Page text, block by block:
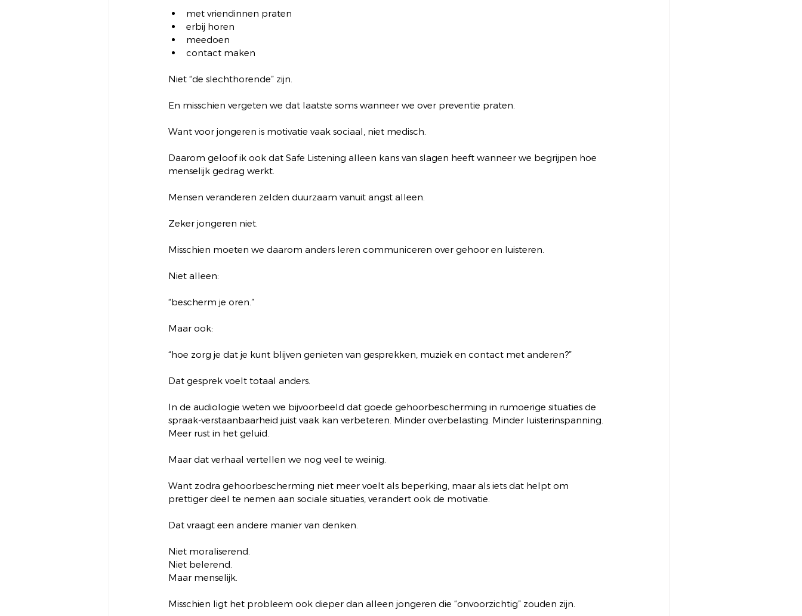
met vriendinnen praten
erbij horen
meedoen
contact maken
Niet “de slechthorende” zijn.
En misschien vergeten we dat laatste soms wanneer we over preventie praten.
Want voor jongeren is motivatie vaak sociaal, niet medisch.
Daarom geloof ik ook dat Safe Listening alleen kans van slagen heeft wanneer we begrijpen hoe
menselijk gedrag werkt.
Mensen veranderen zelden duurzaam vanuit angst alleen.
Zeker jongeren niet.
Misschien moeten we daarom anders leren communiceren over gehoor en luisteren.
Niet alleen:
“bescherm je oren.”
Maar ook:
“hoe zorg je dat je kunt blijven genieten van gesprekken, muziek en contact met anderen?”
Dat gesprek voelt totaal anders.
In de audiologie weten we bijvoorbeeld dat goede gehoorbescherming in rumoerige situaties de
spraak-verstaanbaarheid juist vaak kan verbeteren. Minder overbelasting. Minder luisterinspanning.
Meer rust in het geluid.
Maar dat verhaal vertellen we nog veel te weinig.
Want zodra gehoorbescherming niet meer voelt als beperking, maar als iets dat helpt om
prettiger deel te nemen aan sociale situaties, verandert ook de motivatie.
Dat vraagt een andere manier van denken.
Niet moraliserend.
Niet belerend.
Maar menselijk.
Misschien ligt het probleem ook dieper dan alleen jongeren die “onvoorzichtig” zouden zijn.